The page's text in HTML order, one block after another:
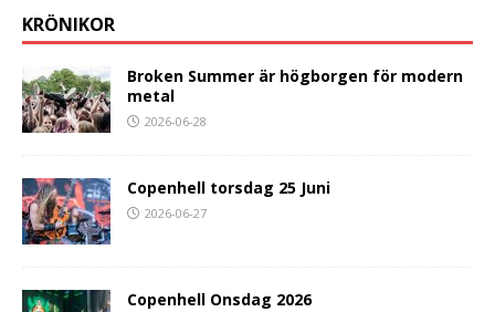
KRÖNIKOR
Broken Summer är högborgen för modern
metal
2026-06-28
Copenhell torsdag 25 Juni
2026-06-27
Copenhell Onsdag 2026